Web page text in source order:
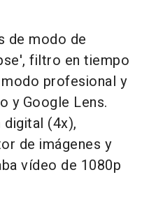
de modo de
filtro en tiempo
profesional y
y Google Lens.
digital (4x),
de imágenes y
vídeo de 1080p